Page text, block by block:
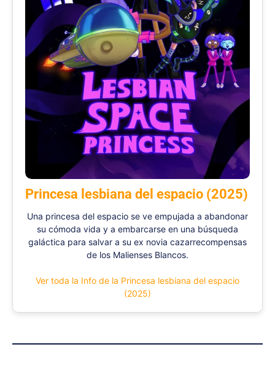
Princesa lesbiana del espacio (2025)
Una princesa del espacio se ve empujada a abandonar
su cómoda vida y a embarcarse en una búsqueda
galáctica para salvar a su ex novia cazarrecompensas
de los Malienses Blancos.
Ver toda la Info de la Princesa lesbiana del espacio
(2025)